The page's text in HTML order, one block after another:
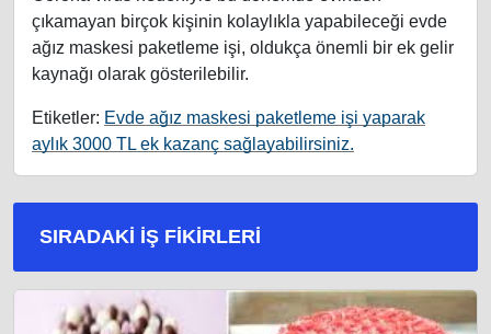
çıkamayan birçok kişinin kolaylıkla yapabileceği evde
ağız maskesi paketleme işi, oldukça önemli bir ek gelir
kaynağı olarak gösterilebilir.
Etiketler: Evde ağız maskesi paketleme işi yaparak
aylık 3000 TL ek kazanç sağlayabilirsiniz.
SIRADAKI İŞ FIKIRLERI